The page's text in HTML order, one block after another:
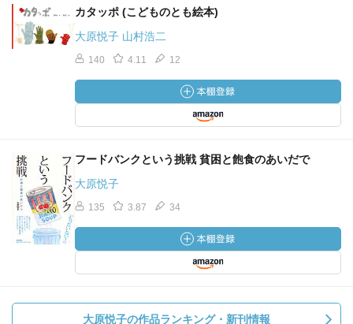
カタッポ (こどものとも絵本)
大原悦子 山村浩二
140 4.11 12
フードバンクという挑戦 貧困と飽食のあいだで
大原悦子
135 3.87 34
大原悦子の作品ランキング・新刊情報